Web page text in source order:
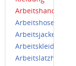
Arbeitshandschuhe
Arbeitshose
Arbeitsjacke
Arbeitskleidung
Arbeitslatzhose